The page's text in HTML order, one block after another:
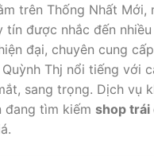
trên Thống Nhất Mới,
tín được nhắc đến
đại, chuyên cung
Thj nổi tiếng với
sang trọng. Dịch vụ
đang tìm kiếm shop trái